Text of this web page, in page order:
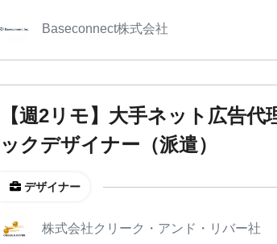
Baseconnect株式会社
【週2リモ】大手ネット広告
ックデザイナー（派遣）
デザイナー
株式会社クリーク・アンド・リバー社